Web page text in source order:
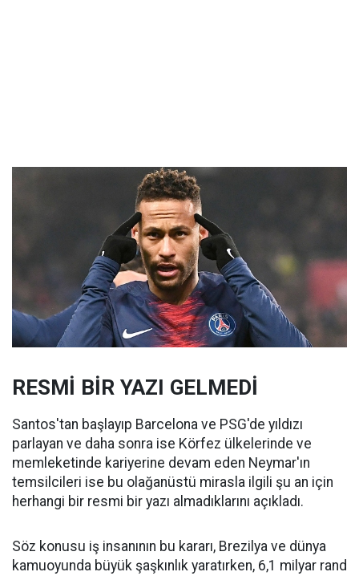
RESMİ BİR YAZI GELMEDİ
Santos'tan başlayıp Barcelona ve PSG'de yıldızı
parlayan ve daha sonra ise Körfez ülkelerinde ve
memleketinde kariyerine devam eden Neymar'ın
temsilcileri ise bu olağanüstü mirasla ilgili şu an için
herhangi bir resmi bir yazı almadıklarını açıkladı.
Söz konusu iş insanının bu kararı, Brezilya ve dünya
kamuoyunda büyük şaşkınlık yaratırken, 6,1 milyar rand